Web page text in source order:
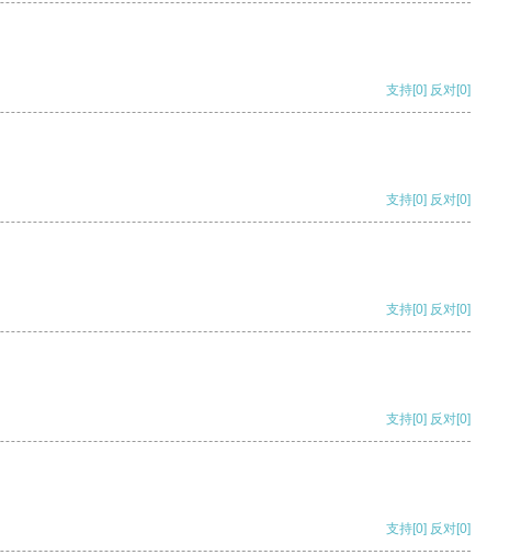
支持[0] 反对[0]
支持[0] 反对[0]
支持[0] 反对[0]
支持[0] 反对[0]
支持[0] 反对[0]